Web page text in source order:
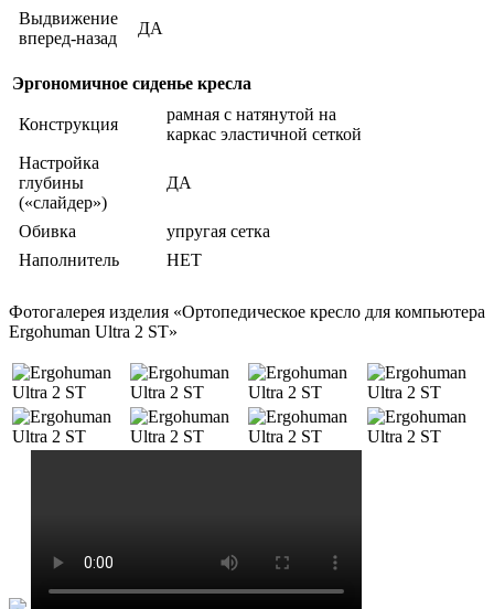
Выдвижение
вперед-назад
ДА
Эргономичное сиденье кресла
Конструкция
рамная с натянутой на
каркас эластичной сеткой
Настройка
глубины
(«слайдер»)
ДА
Обивка
упругая сетка
Наполнитель
НЕТ
Фотогалерея изделия «Ортопедическое кресло для компьютера
Ergohuman Ultra 2 ST»